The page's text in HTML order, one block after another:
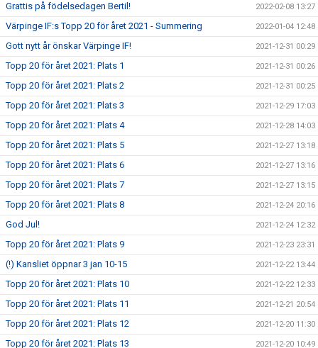
Grattis på födelsedagen Bertil! 2022-02-08 13:27
Värpinge IF:s Topp 20 för året 2021 - Summering 2022-01-04 12:48
Gott nytt år önskar Värpinge IF! 2021-12-31 00:29
Topp 20 för året 2021: Plats 1 2021-12-31 00:26
Topp 20 för året 2021: Plats 2 2021-12-31 00:25
Topp 20 för året 2021: Plats 3 2021-12-29 17:03
Topp 20 för året 2021: Plats 4 2021-12-28 14:03
Topp 20 för året 2021: Plats 5 2021-12-27 13:18
Topp 20 för året 2021: Plats 6 2021-12-27 13:16
Topp 20 för året 2021: Plats 7 2021-12-27 13:15
Topp 20 för året 2021: Plats 8 2021-12-24 20:16
God Jul! 2021-12-24 12:32
Topp 20 för året 2021: Plats 9 2021-12-23 23:31
(!) Kansliet öppnar 3 jan 10-15 2021-12-22 13:44
Topp 20 för året 2021: Plats 10 2021-12-22 12:33
Topp 20 för året 2021: Plats 11 2021-12-21 20:54
Topp 20 för året 2021: Plats 12 2021-12-20 11:30
Topp 20 för året 2021: Plats 13 2021-12-20 10:49